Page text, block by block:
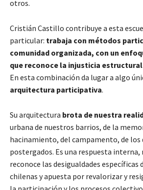
otros.
Cristián Castillo contribuye a esta
particular: trabaja con métodos
comunidad organizada, con un
que reconoce la injusticia
En esta combinación da lugar a algo
arquitectura participativa.
Su arquitectura brota de nuestra
urbana de nuestros barrios, de la
hacinamiento, del campamento, de los
postergados. Es una respuesta
reconoce las desigualdades específicas
chilenas y apuesta por revalorizar y